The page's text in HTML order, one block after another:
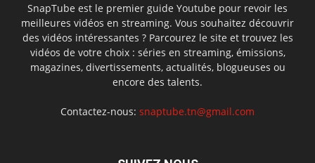
SnapTube est le premier guide Youtube pour revoir les
meilleures vidéos en streaming. Vous souhaitez découvrir
des vidéos intéressantes ? Parcourez le site et trouvez les
vidéos de votre choix : séries en streaming, émissions,
magazines, divertissements, actualités, blogueuses ou
encore des talents.
Contactez-nous: snaptube.tn@gmail.com